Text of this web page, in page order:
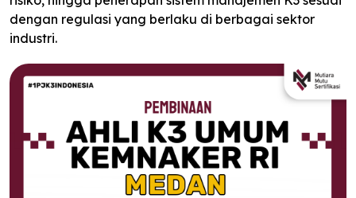
dengan regulasi yang berlaku di berbagai sektor
industri.